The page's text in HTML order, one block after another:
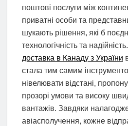
поштові послуги між
приватні особи та
шукають рішення, які б
технологічність та
доставка в Канаду з України
стала тим самим
нівелювати відстані,
прозорі умови та високу
вантажів. Завдяки
авіасполучення, кожне